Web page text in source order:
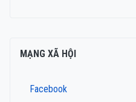
MẠNG XÃ HỘI
Facebook